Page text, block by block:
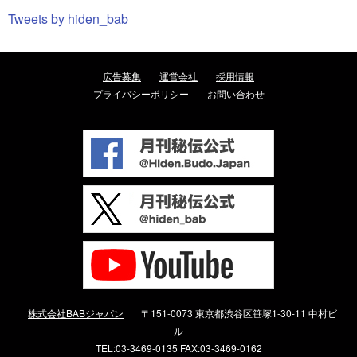
Tweets by hiden_bab
広告募集 運営会社
採用情報
プライバシーポリシー
お問い合わせ
株式会社BABジャパン
〒151-0073 東京都渋谷区笹塚1-30-11 中村ビ
ル
TEL:03-3469-0135 FAX:03-3469-0162